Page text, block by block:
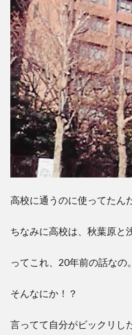
高校に通うのに使ってたん
ちなみに高校は、秋葉原と
ってこれ、20年前の話なの。
そんなにか！？
言ってて自分がビックリし